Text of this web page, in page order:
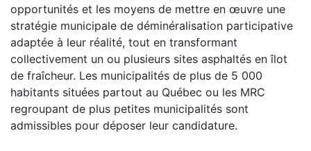
opportunités et les moyens de mettre en œuvre une
stratégie municipale de déminéralisation participative
adaptée à leur réalité, tout en transformant
collectivement un ou plusieurs sites asphaltés en îlot
de fraîcheur. Les municipalités de plus de 5 000
habitants situées partout au Québec ou les MRC
regroupant de plus petites municipalités sont
admissibles pour déposer leur candidature.